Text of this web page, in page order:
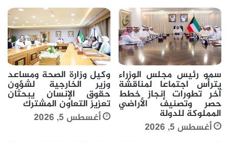
سمو رئيس مجلس الوزراء
يترأس اجتماعا لمناقشة
آخر تطورات إنجاز خطط
حصر وتصنيف الأراضي
المملوكة للدولة
أغسطس 5, 2026
وكيل وزارة الصحة ومساعد
وزير الخارجية لشؤون
حقوق الإنسان يبحثان
تعزيز التعاون المشترك
أغسطس 5, 2026